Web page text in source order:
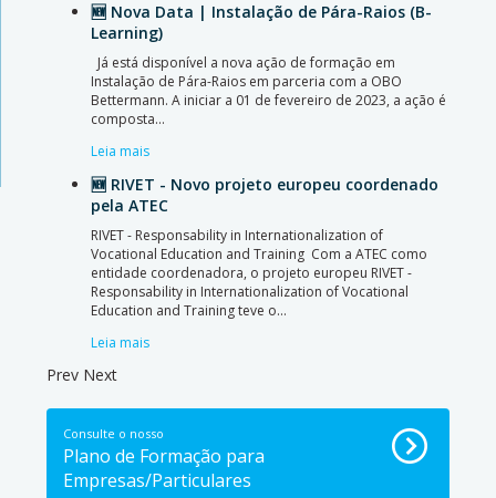
🆕 Nova Data | Instalação de Pára-Raios (B-
Learning)
Já está disponível a nova ação de formação em
Instalação de Pára-Raios em parceria com a OBO
Bettermann. A iniciar a 01 de fevereiro de 2023, a ação é
composta…
Leia mais
🆕 RIVET - Novo projeto europeu coordenado
pela ATEC
RIVET - Responsability in Internationalization of
Vocational Education and Training Com a ATEC como
entidade coordenadora, o projeto europeu RIVET -
Responsability in Internationalization of Vocational
Education and Training teve o…
Leia mais
Prev Next
Consulte o nosso
Plano de Formação para
Empresas/Particulares